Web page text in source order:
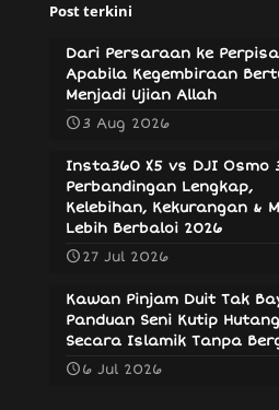
Post terkini
Dari Persaraan ke
Apabila Kegembiraan
Menjadi Ujian Allah
3 Aug 2026
Insta360 X5 vs DJI Osmo
Perbandingan Lengkap,
Kelebihan, Kekurangan &
Lebih Berbaloi 2026
27 Jul 2026
Kawan Pinjam Duit Tak
Panduan Seni Kutip Hutang
Secara Islamik Tanpa
6 Jul 2026